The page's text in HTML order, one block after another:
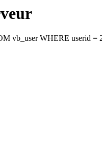
vb_user WHERE userid =